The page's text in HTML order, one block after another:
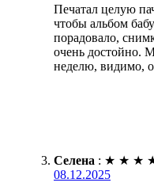
Печатал целую
чтобы альбом
порадовало,
очень достойно.
неделю, видимо,
Селена : ★ ★ ★
08.12.2025